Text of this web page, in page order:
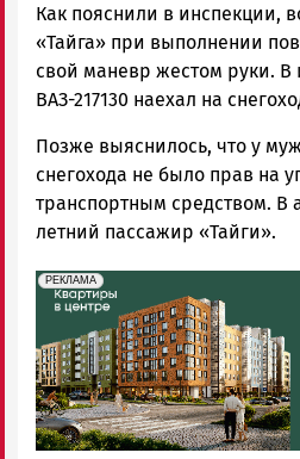
Как пояснили в инспекции,
«Тайга» при выполнении
свой маневр жестом руки. В
ВАЗ-217130 наехал на
Позже выяснилось, что у
снегохода не было прав на
транспортным средством. В
летний пассажир «Тайги».
erid: 2SDnjdeSPnB
РЕКЛАМА
Реклама